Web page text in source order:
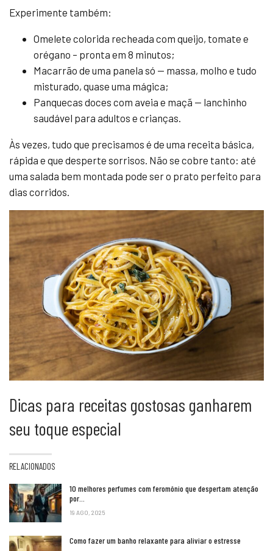
Experimente também:
Omelete colorida recheada com queijo, tomate e
orégano – pronta em 8 minutos;
Macarrão de uma panela só — massa, molho e tudo
misturado, quase uma mágica;
Panquecas doces com aveia e maçã — lanchinho
saudável para adultos e crianças.
Às vezes, tudo que precisamos é de uma receita básica,
rápida e que desperte sorrisos. Não se cobre tanto: até
uma salada bem montada pode ser o prato perfeito para
dias corridos.
Dicas para receitas gostosas ganharem
seu toque especial
RELACIONADOS
10 melhores perfumes com feromônio que despertam atenção
por…
19 AGO, 2025
Como fazer um banho relaxante para aliviar o estresse